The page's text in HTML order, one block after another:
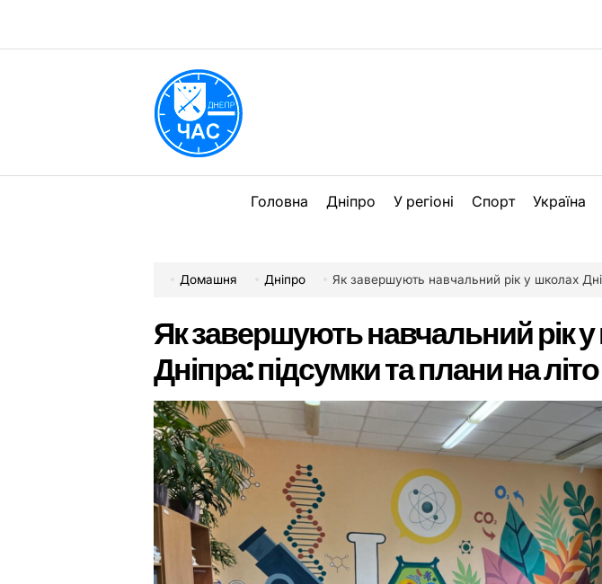
вмісту
Головна Дніпро У регіоні Спорт Україна
Домашня Дніпро Як завершують навчальний рік у школах Дніпра:
Як завершують навчальний рік
Дніпра: підсумки та плани на літо